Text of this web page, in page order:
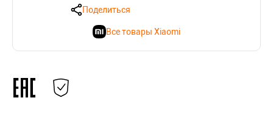
Поделиться
Все товары Xiaomi